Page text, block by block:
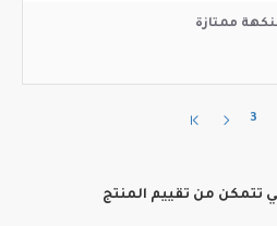
ممتازة
3
تتمكن من تقييم المنتج